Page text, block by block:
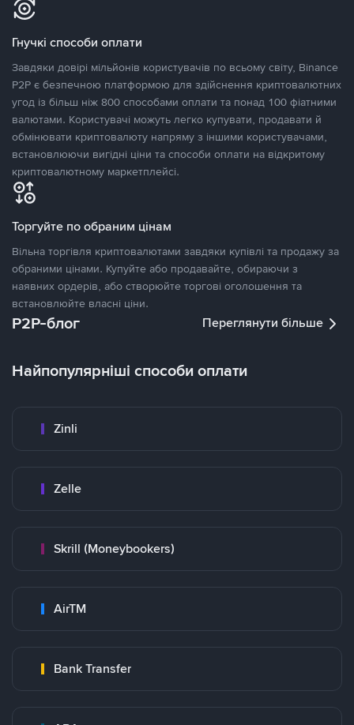
Гнучкі способи оплати
Завдяки довірі мільйонів користувачів по всьому світу, Binance
P2P є безпечною платформою для здійснення криптовалютних
угод із більш ніж 800 способами оплати та понад 100 фіатними
валютами. Користувачі можуть легко купувати, продавати й
обмінювати криптовалюту напряму з іншими користувачами,
встановлюючи вигідні ціни та способи оплати на відкритому
криптовалютному маркетплейсі.
Торгуйте по обраним цінам
Вільна торгівля криптовалютами завдяки купівлі та продажу за
обраними цінами. Купуйте або продавайте, обираючи з
наявних ордерів, або створюйте торгові оголошення та
встановлюйте власні ціни.
P2P-блог Переглянути більше
Найпопулярніші способи оплати
Zinli
Zelle
Skrill (Moneybookers)
AirTM
Bank Transfer